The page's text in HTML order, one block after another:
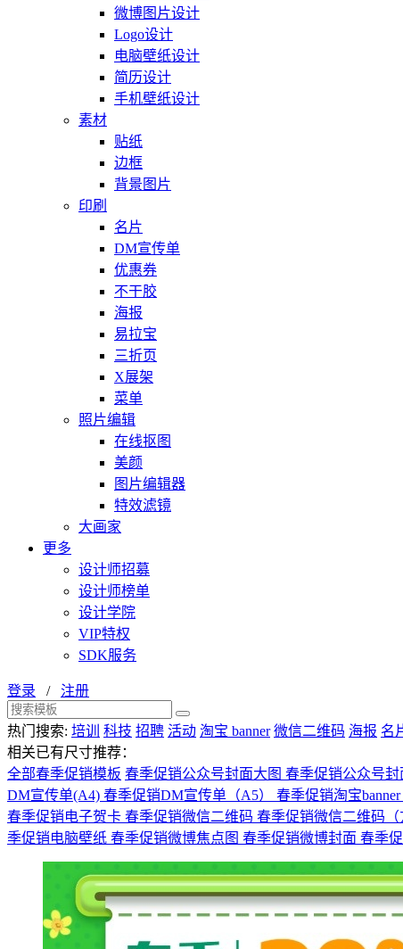
微博图片设计
Logo设计
电脑壁纸设计
简历设计
手机壁纸设计
素材
贴纸
边框
背景图片
印刷
名片
DM宣传单
优惠券
不干胶
海报
易拉宝
三折页
X展架
菜单
照片编辑
在线抠图
美颜
图片编辑器
特效滤镜
大画家
更多
设计师招募
设计师榜单
设计学院
VIP特权
SDK服务
登录 / 注册
热门搜索: 培训 科技 招聘 活动 淘宝 banner 微信二维码 海报 名
相关已有尺寸推荐：
全部春季促销模板 春季促销公众号封面大图 春季促销公众号封
DM宣传单(A4) 春季促销DM宣传单（A5） 春季促销淘宝banner
春季促销电子贺卡 春季促销微信二维码 春季促销微信二维码（
季促销电脑壁纸 春季促销微博焦点图 春季促销微博封面 春季